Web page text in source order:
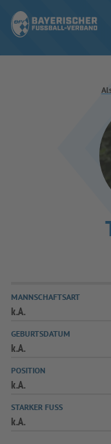
ERGEBNISSE &
SPIELBETRIEB &
AUSBILDUNG &
MANNSCHAFTSART
k.A.
GEBURTSDATUM
k.A.
POSITION
k.A.
STARKER FUSS
k.A.